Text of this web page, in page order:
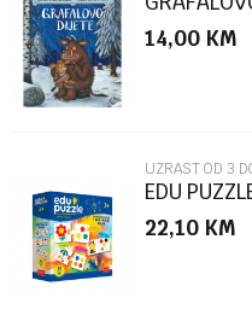
POŠALJI
14,00 KM
UZRAST OD 3
EDU
22,10 KM